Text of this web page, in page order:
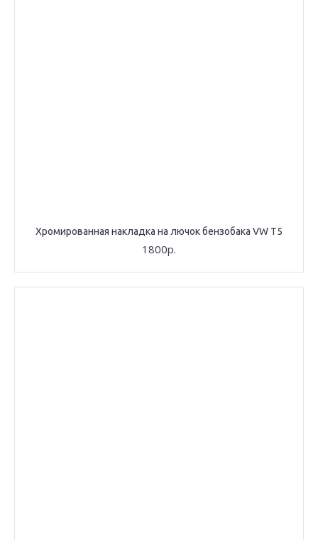
Хромированная накладка на лючок бензобака VW T5
1800р.